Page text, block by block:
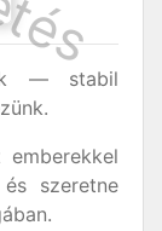
— stabil
szeretne